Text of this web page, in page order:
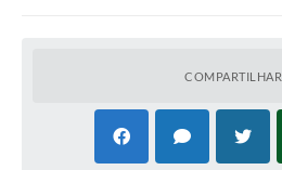
COMPARTILHAR